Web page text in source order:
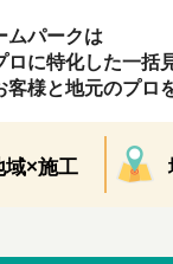
ムパークは
ロに特化した一括
客様と地元のプロ
域×施工